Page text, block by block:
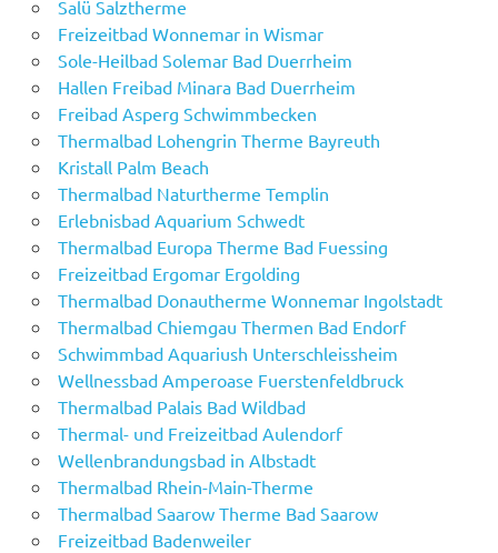
Salü Salztherme
Freizeitbad Wonnemar in Wismar
Sole-Heilbad Solemar Bad Duerrheim
Hallen Freibad Minara Bad Duerrheim
Freibad Asperg Schwimmbecken
Thermalbad Lohengrin Therme Bayreuth
Kristall Palm Beach
Thermalbad Naturtherme Templin
Erlebnisbad Aquarium Schwedt
Thermalbad Europa Therme Bad Fuessing
Freizeitbad Ergomar Ergolding
Thermalbad Donautherme Wonnemar Ingolstadt
Thermalbad Chiemgau Thermen Bad Endorf
Schwimmbad Aquariush Unterschleissheim
Wellnessbad Amperoase Fuerstenfeldbruck
Thermalbad Palais Bad Wildbad
Thermal- und Freizeitbad Aulendorf
Wellenbrandungsbad in Albstadt
Thermalbad Rhein-Main-Therme
Thermalbad Saarow Therme Bad Saarow
Freizeitbad Badenweiler